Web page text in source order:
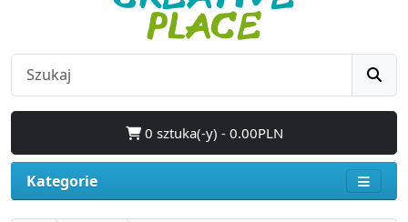
0 sztuka(-y) - 0.00PLN
Kategorie